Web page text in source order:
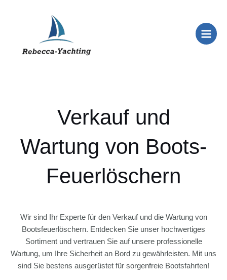
Menu
Verkauf und
Wartung von Boots-
Feuerlöschern
Wir sind Ihr Experte für den Verkauf und die Wartung von
Bootsfeuerlöschern. Entdecken Sie unser hochwertiges
Sortiment und vertrauen Sie auf unsere professionelle
Wartung, um Ihre Sicherheit an Bord zu gewährleisten. Mit uns
sind Sie bestens ausgerüstet für sorgenfreie Bootsfahrten!